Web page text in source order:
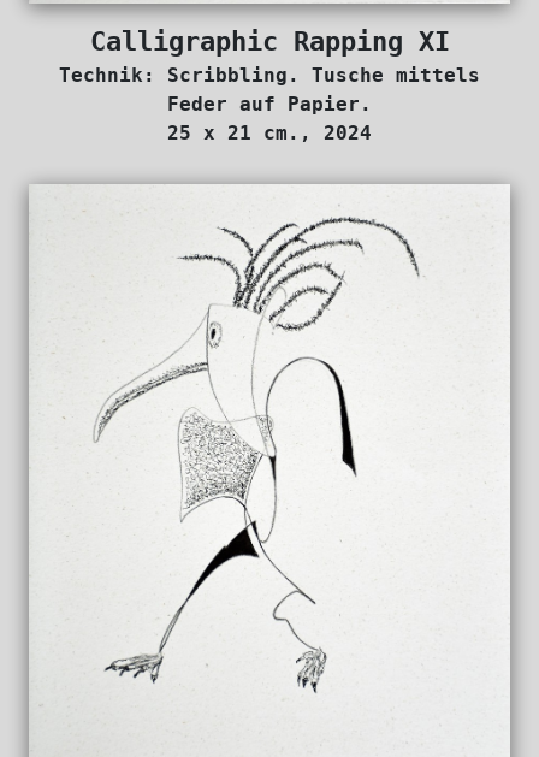
Calligraphic Rapping XI
Technik: Scribbling. Tusche mittels
Feder auf Papier.
25 x 21 cm., 2024